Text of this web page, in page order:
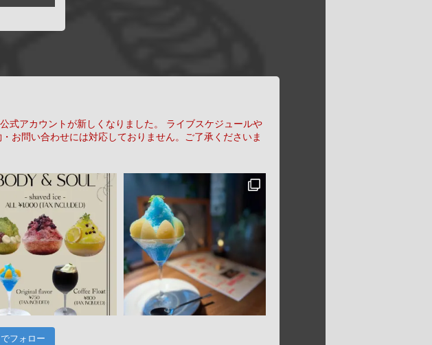
式アカウントが新しくなりました。
ライブスケジュールや
お問い合わせには対応しておりません。ご了承くださいま
フォロー